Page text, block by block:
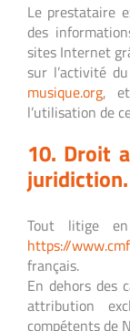
Le prestataire
des
sites Internet
sur l’activité
musique.org,
l’utilisation de
10. Droit
juridiction.
Tout litige
https://
français.
En dehors des
attribution
compétents de